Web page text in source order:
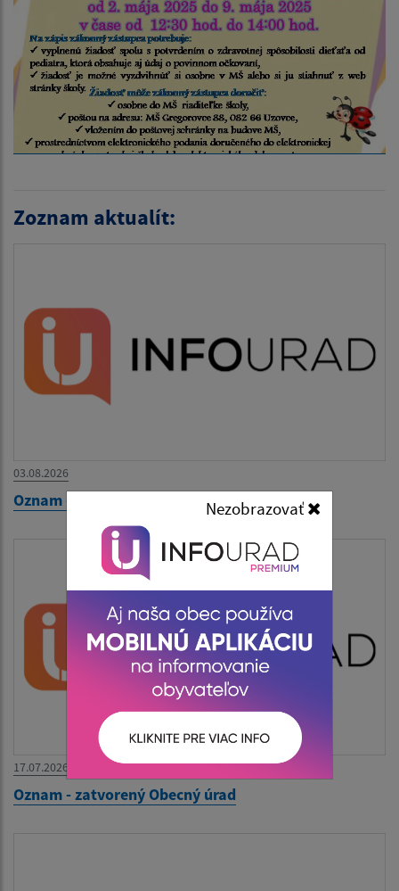
Nezobrazovať
Zoznam aktualít:
03.08.2026
Oznam - zatvorený Obecný úrad
17.07.2026
Oznam - zatvorený Obecný úrad